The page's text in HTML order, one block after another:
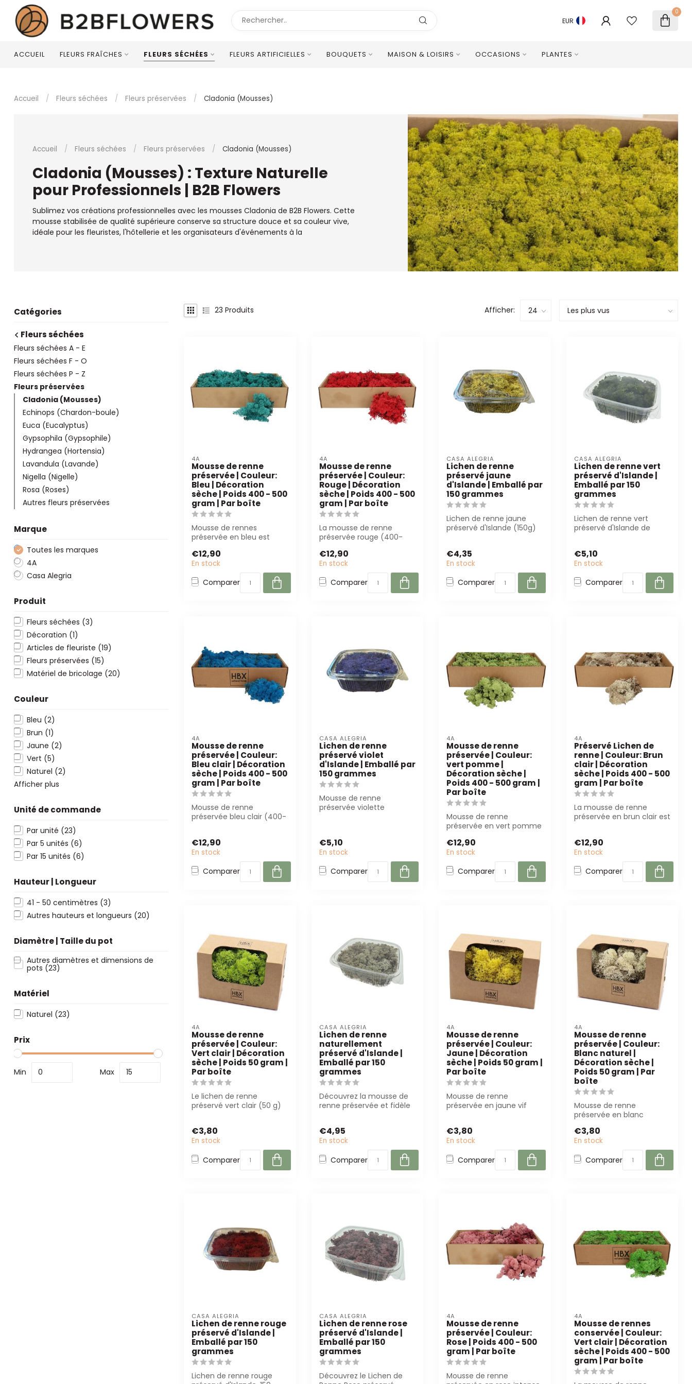
EUR
0
ACCUEIL FLEURS FRAÎCHES FLEURS SÉCHÉES FLEURS ARTIFICIELLES BOUQUETS MAISON & LOISIRS OCCASIONS PLANTES
Accueil / Fleurs séchées / Fleurs préservées / Cladonia (Mousses)
Accueil / Fleurs séchées / Fleurs préservées / Cladonia (Mousses)
Cladonia (Mousses) : Texture Naturelle
pour Professionnels | B2B Flowers
Sublimez vos créations professionnelles avec les mousses Cladonia de B2B Flowers. Cette
mousse stabilisée de qualité supérieure conserve sa structure douce et sa couleur vive,
idéale pour les fleuristes, l'hôtellerie et les organisateurs d'événements à la
Catégories
Fleurs séchées
Fleurs séchées A - E
Fleurs séchées F - O
Fleurs séchées P - Z
Fleurs préservées
Cladonia (Mousses)
Echinops (Chardon-boule)
Euca (Eucalyptus)
Gypsophila (Gypsophile)
Hydrangea (Hortensia)
Lavandula (Lavande)
Nigella (Nigelle)
Rosa (Roses)
Autres fleurs préservées
Marque
Toutes les marques
4A
Casa Alegria
Produit
Fleurs séchées (3)
Décoration (1)
Articles de fleuriste (19)
Fleurs préservées (15)
Matériel de bricolage (20)
Couleur
Bleu (2)
Brun (1)
Jaune (2)
Vert (5)
Naturel (2)
Afficher plus
Unité de commande
Par unité (23)
Par 5 unités (6)
Par 15 unités (6)
Hauteur | Longueur
41 - 50 centimètres (3)
Autres hauteurs et longueurs (20)
Diamètre | Taille du pot
Autres diamètres et dimensions de
pots (23)
Matériel
Naturel (23)
Prix
Min Max
23 Produits Afficher:
4A
Mousse de renne
préservée | Couleur:
Bleu | Décoration
sèche | Poids 400 - 500
gram | Par boîte
Mousse de rennes
préservée en bleu est
florales et proj...
€12,90
En stock
Comparer
4A
Mousse de renne
préservée | Couleur:
Rouge | Décoration
sèche | Poids 400 - 500
gram | Par boîte
La mousse de renne
préservée rouge (400-
décoratif durable ...
€12,90
En stock
Comparer
CASA ALEGRIA
Lichen de renne
préservé jaune
d'Islande | Emballé par
150 grammes
Lichen de renne jaune
préservé d'Islande (150g)
€4,35
En stock
Comparer
CASA ALEGRIA
Lichen de renne vert
préservé d'Islande |
Emballé par 150
grammes
Lichen de renne vert
préservé d'Islande de
€5,10
En stock
Comparer
4A
Mousse de renne
préservée | Couleur:
Bleu clair | Décoration
sèche | Poids 400 - 500
gram | Par boîte
Mousse de renne
préservée bleu clair (400-
€12,90
En stock
Comparer
CASA ALEGRIA
Lichen de renne
préservé violet
d'Islande | Emballé par
150 grammes
Mousse de renne
préservée violette
€5,10
En stock
Comparer
4A
Mousse de renne
préservée | Couleur:
vert pomme |
Décoration sèche |
Poids 400 - 500 gram |
Par boîte
Mousse de renne
préservée en vert pomme
pour les fleuris...
€12,90
En stock
Comparer
4A
Préservé Lichen de
renne | Couleur: Brun
clair | Décoration
sèche | Poids 400 - 500
gram | Par boîte
La mousse de renne
préservée en brun clair est
€12,90
En stock
Comparer
4A
Mousse de renne
préservée | Couleur:
Vert clair | Décoration
sèche | Poids 50 gram |
Par boîte
Le lichen de renne
préservé vert clair (50 g)
€3,80
En stock
Comparer
CASA ALEGRIA
Lichen de renne
naturellement
préservé d'Islande |
Emballé par 150
grammes
Découvrez la mousse de
renne préservée et fidèle
€4,95
En stock
Comparer
4A
Mousse de renne
préservée | Couleur:
Jaune | Décoration
sèche | Poids 50 gram |
Par boîte
Mousse de renne
préservée en jaune vif
€3,80
En stock
Comparer
4A
Mousse de renne
préservée | Couleur:
Blanc naturel |
Décoration sèche |
Poids 50 gram | Par
boîte
Mousse de renne
préservée en blanc
décoration durable, p...
€3,80
En stock
Comparer
CASA ALEGRIA
Lichen de renne rouge
préservé d'Islande |
Emballé par 150
grammes
Lichen de renne rouge
CASA ALEGRIA
Lichen de renne rose
préservé d'Islande |
Emballé par 150
grammes
Découvrez le Lichen de
4A
Mousse de renne
préservée | Couleur:
Rose | Poids 400 - 500
gram | Par boîte
Mousse de renne
4A
Mousse de rennes
conservée | Couleur:
Vert clair | Décoration
sèche | Poids 400 - 500
gram | Par boîte